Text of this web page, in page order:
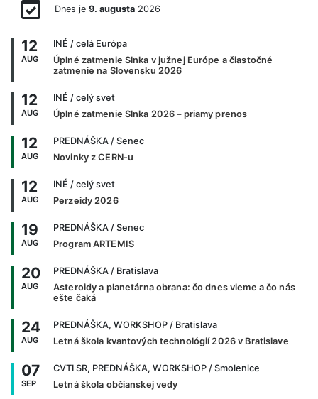
Dnes je 9. augusta2026
12
AUG
INÉ / celá Európa
Úplné zatmenie Slnka v južnej Európe a čiastočné
zatmenie na Slovensku 2026
12
AUG
INÉ / celý svet
Úplné zatmenie Slnka 2026 – priamy prenos
12
AUG
PREDNÁŠKA / Senec
Novinky z CERN-u
12
AUG
INÉ / celý svet
Perzeidy 2026
19
AUG
PREDNÁŠKA / Senec
Program ARTEMIS
20
AUG
PREDNÁŠKA / Bratislava
Asteroidy a planetárna obrana: čo dnes vieme a čo nás
ešte čaká
24
AUG
PREDNÁŠKA, WORKSHOP / Bratislava
Letná škola kvantových technológií 2026 v Bratislave
07
SEP
CVTI SR, PREDNÁŠKA, WORKSHOP / Smolenice
Letná škola občianskej vedy